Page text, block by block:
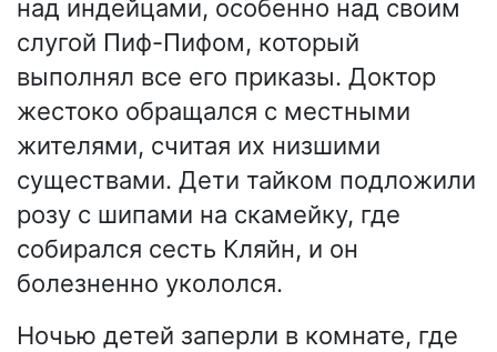
над индейцами, особенно над своим
слугой Пиф-Пифом, который
выполнял все его приказы. Доктор
жестоко обращался с местными
жителями, считая их низшими
существами. Дети тайком подложили
розу с шипами на скамейку, где
собирался сесть Кляйн, и он
болезненно укололся.
Ночью детей заперли в комнате, где